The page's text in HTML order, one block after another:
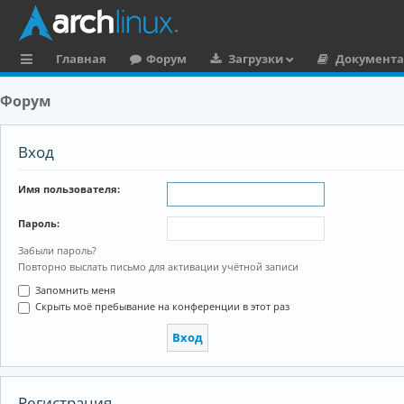
ы
и
Главная Форум Загрузки
Форум
Вход
Имя пользователя:
Пароль:
Забыли пароль?
Повторно выслать письмо для активации учётной записи
Запомнить меня
Скрыть моё пребывание на конференции в этот раз